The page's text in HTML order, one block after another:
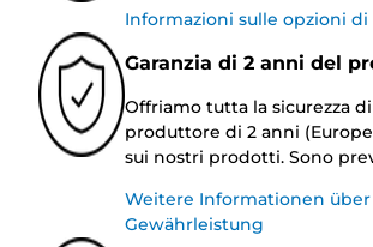
Informazioni sulle opzioni di
Garanzia di 2 anni del
Offriamo tutta la sicurezza
produttore di 2 anni
sui nostri prodotti. Sono
Weitere Informationen über
Gewährleistung